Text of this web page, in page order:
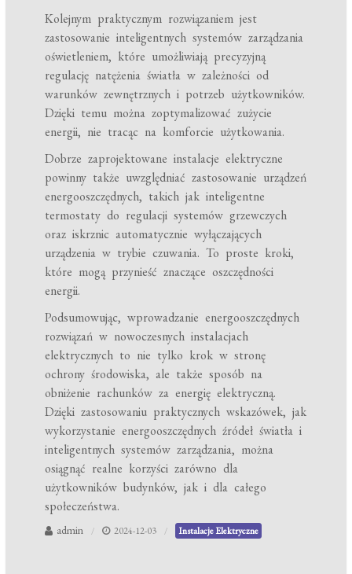
Kolejnym praktycznym rozwiązaniem jest
zastosowanie inteligentnych systemów zarządzania
oświetleniem, które umożliwiają precyzyjną
regulację natężenia światła w zależności od
warunków zewnętrznych i potrzeb użytkowników.
Dzięki temu można zoptymalizować zużycie
energii, nie tracąc na komforcie użytkowania.
Dobrze zaprojektowane instalacje elektryczne
powinny także uwzględniać zastosowanie urządzeń
energooszczędnych, takich jak inteligentne
termostaty do regulacji systemów grzewczych
oraz iskrznic automatycznie wyłączających
urządzenia w trybie czuwania. To proste kroki,
które mogą przynieść znaczące oszczędności
energii.
Podsumowując, wprowadzanie energooszczędnych
rozwiązań w nowoczesnych instalacjach
elektrycznych to nie tylko krok w stronę
ochrony środowiska, ale także sposób na
obniżenie rachunków za energię elektryczną.
Dzięki zastosowaniu praktycznych wskazówek, jak
wykorzystanie energooszczędnych źródeł światła i
inteligentnych systemów zarządzania, można
osiągnąć realne korzyści zarówno dla
użytkowników budynków, jak i dla całego
społeczeństwa.
admin 2024-12-03 Instalacje Elektryczne